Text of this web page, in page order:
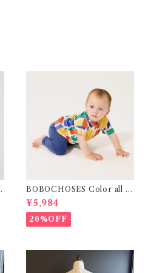
BOBOCHOSES Color all o
ver T-shirt / 12・24m
¥5,984
20%OFF